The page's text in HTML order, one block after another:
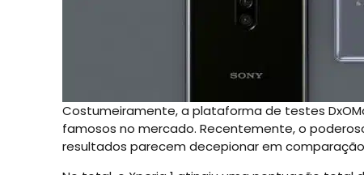
Costumeiramente, a plataforma de testes
famosos no mercado. Recentemente, o
resultados parecem decepionar em